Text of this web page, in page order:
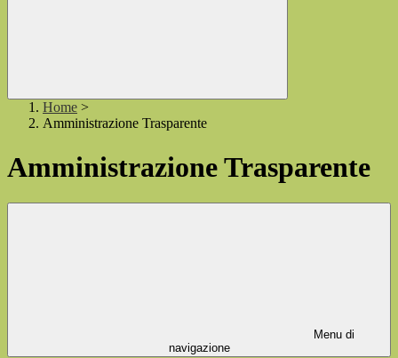
Home >
Amministrazione Trasparente
Amministrazione Trasparente
Menu di
navigazione